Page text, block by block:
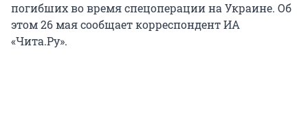
погибших во время спецоперации на Украине. Об
этом 26 мая сообщает корреспондент ИА
«Чита.Ру».